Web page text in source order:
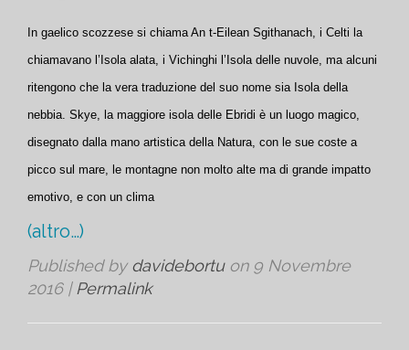
In gaelico scozzese si chiama An t-Eilean Sgithanach, i Celti la
chiamavano l’Isola alata, i Vichinghi l’Isola delle nuvole, ma alcuni
ritengono che la vera traduzione del suo nome sia Isola della
nebbia. Skye, la maggiore isola delle Ebridi è un luogo magico,
disegnato dalla mano artistica della Natura, con le sue coste a
picco sul mare, le montagne non molto alte ma di grande impatto
emotivo, e con un clima
(altro…)
Published by davidebortuon 9 Novembre
2016| Permalink